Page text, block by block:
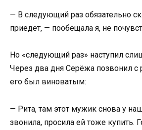
— В следующий раз обязательно
приедет, — пообещала я, не
Но «следующий раз» наступил
Через два дня Серёжа позвонил с
его был виноватым:
— Рита, там этот мужик снова у
звонила, просила ей тоже купить.